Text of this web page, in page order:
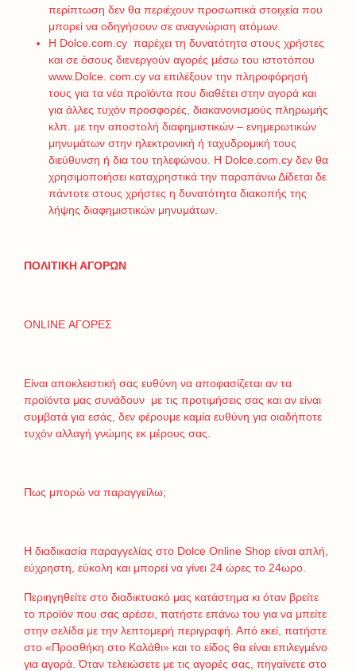
περίπτωση δεν θα περιέχουν προσωπικά στοιχεία που
μπορεί να οδηγήσουν σε αναγνώριση ατόμων.
Η Dolce.com.cy παρέχει τη δυνατότητα στους χρήστες
και σε όσους διενεργούν αγορές μέσω του ιστοτόπου
www.Dolce. com.cy να επιλέξουν την πληροφόρησή
τους για τα νέα προϊόντα που διαθέτει στην αγορά και
για άλλες τυχόν προσφορές, διακανονισμούς πληρωμής
κλπ. με την αποστολή διαφημιστικών – ενημερωτικών
μηνυμάτων στην ηλεκτρονική ή ταχυδρομική τους
διεύθυνση ή δια του τηλεφώνου. Η Dolce.com.cy δεν θα
χρησιμοποιήσει καταχρηστικά την παραπάνω Δίδεται δε
πάντοτε στους χρήστες η δυνατότητα διακοπής της
λήψης διαφημιστικών μηνυμάτων.
ΠΟΛΙΤΙΚΗ ΑΓΟΡΩΝ
ONLINE ΑΓΟΡΕΣ
Είναι αποκλειστική σας ευθύνη να αποφασίζεται αν τα
προϊόντα μας συνάδουν με τις προτιμήσεις σας και αν είναι
συμβατά για εσάς, δεν φέρουμε καμία ευθύνη για οιαδήποτε
τυχόν αλλαγή γνώμης εκ μέρους σας.
Πως μπορώ να παραγγείλω;
Η διαδικασία παραγγελίας στο Dolce Online Shop είναι απλή,
εύχρηστη, εύκολη και μπορεί να γίνει 24 ώρες το 24ωρο.
Περιηγηθείτε στο διαδικτυακό μας κατάστημα κι όταν βρείτε
το προϊόν που σας αρέσει, πατήστε επάνω του για να μπείτε
στην σελίδα με την λεπτομερή περιγραφή. Από εκεί, πατήστε
στο «Προσθήκη στο Καλάθι» και το είδος θα είναι επιλεγμένο
για αγορά. Όταν τελειώσετε με τις αγορές σας, πηγαίνετε στο